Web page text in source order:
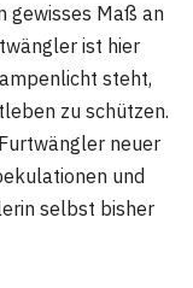
gewisses Maß an
ist hier
steht,
zu schützen.
neuer
und
selbst bisher